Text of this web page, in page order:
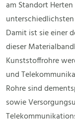
am Standort
Damit ist sie einer
dieser
Kunststoffrohre
und
Rohre sind
sowie